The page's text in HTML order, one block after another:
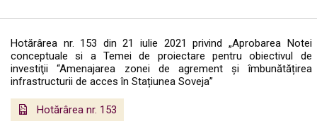
Hotărârea nr. 153 din 21 iulie 2021 privind „Aprobarea Notei
conceptuale si a Temei de proiectare pentru obiectivul de
investiţii “Amenajarea zonei de agrement și îmbunătățirea
infrastructurii de acces în Stațiunea Soveja”
Hotărârea nr. 153